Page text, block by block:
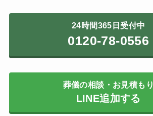
24時間365日受付中
0120-78-0556
葬儀の相談・お見積もり
LINE追加する